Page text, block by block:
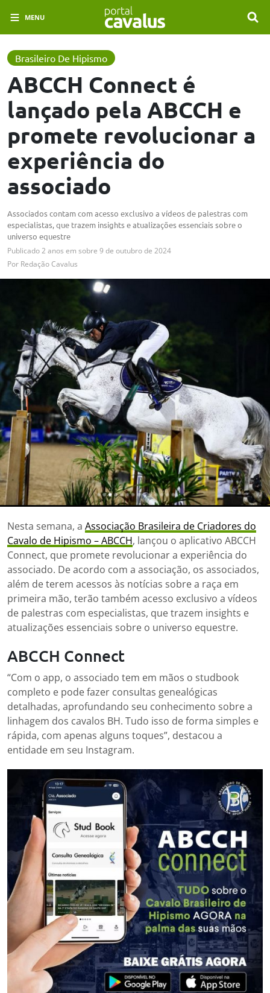
MENU
Brasileiro De Hipismo
ABCCH Connect é
lançado pela ABCCH e
promete revolucionar a
experiência do
associado
Associados contam com acesso exclusivo a vídeos de palestras com
especialistas, que trazem insights e atualizações essenciais sobre o
universo equestre
Publicado2 anos em sobre 9 de outubro de 2024
Por Redação Cavalus
Nesta semana, a Associação Brasileira de Criadores do
Cavalo de Hipismo – ABCCH, lançou o aplicativo ABCCH
Connect, que promete revolucionar a experiência do
associado. De acordo com a associação, os associados,
além de terem acessos às notícias sobre a raça em
primeira mão, terão também acesso exclusivo a vídeos
de palestras com especialistas, que trazem insights e
atualizações essenciais sobre o universo equestre.
ABCCH Connect
“Com o app, o associado tem em mãos o studbook
completo e pode fazer consultas genealógicas
detalhadas, aprofundando seu conhecimento sobre a
linhagem dos cavalos BH. Tudo isso de forma simples e
rápida, com apenas alguns toques”, destacou a
entidade em seu Instagram.